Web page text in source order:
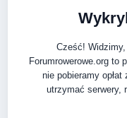
Cześć!
Forumrowerowe.org to
nie pobieramy
utrzymać serwery,